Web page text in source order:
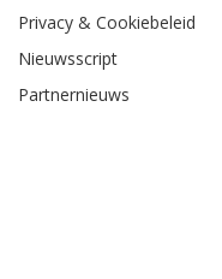
Privacy & Cookiebeleid
Nieuwsscript
Partnernieuws